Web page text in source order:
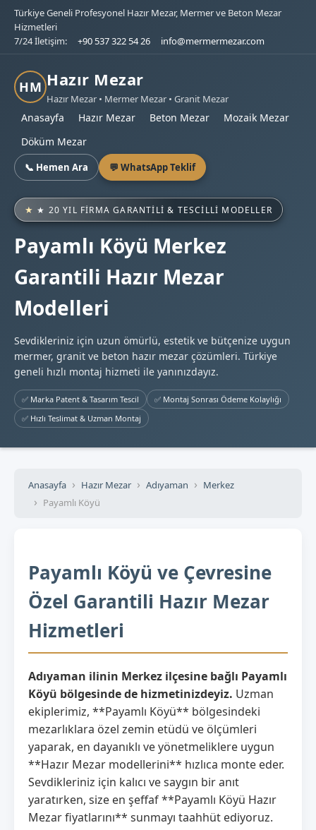
Türkiye Geneli Profesyonel Hazır Mezar, Mermer ve Beton Mezar
Hizmetleri
7/24 İletişim:
+90 537 322 54 26 info@mermermezar.com
HM Hazır Mezar
Hazır Mezar • Mermer Mezar • Granit Mezar
Anasayfa Hazır Mezar Beton Mezar
Mozaik Mezar
Döküm Mezar
📞 Hemen Ara 💬 WhatsApp Teklif
★ 20 YIL FIRMA GARANTILI & TESCILLI MODELLER
Payamlı Köyü Merkez
Garantili Hazır Mezar
Modelleri
Sevdikleriniz için uzun ömürlü, estetik ve bütçenize uygun
mermer, granit ve beton hazır mezar çözümleri. Türkiye
geneli hızlı montaj hizmeti ile yanınızdayız.
✅ Marka Patent & Tasarım Tescil
✅ Montaj Sonrası Ödeme Kolaylığı
✅ Hızlı Teslimat & Uzman Montaj
Anasayfa Hazır Mezar Adıyaman
Merkez
Payamlı Köyü
Payamlı Köyü ve Çevresine
Özel Garantili Hazır Mezar
Hizmetleri
Adıyaman ilinin Merkez ilçesine bağlı Payamlı
Köyü bölgesinde de hizmetinizdeyiz. Uzman
ekiplerimiz, **Payamlı Köyü** bölgesindeki
mezarlıklara özel zemin etüdü ve ölçümleri
yaparak, en dayanıklı ve yönetmeliklere uygun
**Hazır Mezar modellerini** hızlıca monte eder.
Sevdikleriniz için kalıcı ve saygın bir anıt
yaratırken, size en şeffaf **Payamlı Köyü Hazır
Mezar fiyatlarını** sunmayı taahhüt ediyoruz.